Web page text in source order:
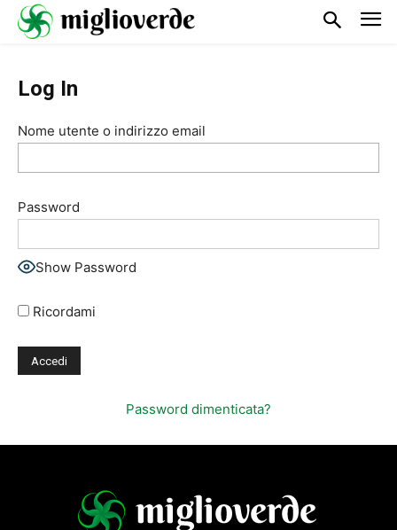
Log In
Nome utente o indirizzo email
Password
Show Password
Ricordami
Password dimenticata?